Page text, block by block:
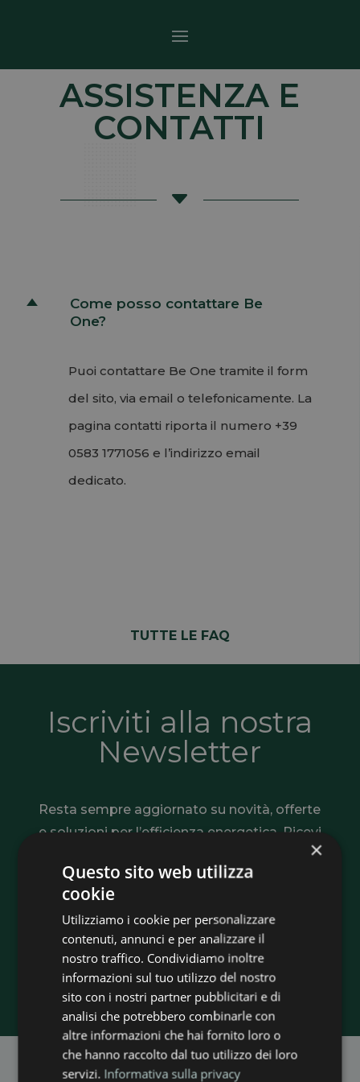
ASSISTENZA E
CONTATTI
C
D
Come posso contattare Be
One?
Puoi contattare Be One tramite il form
del sito, via email o telefonicamente. La
pagina contatti riporta il numero +39
0583 1771056 e l’indirizzo email
dedicato.
TUTTE LE FAQ
Iscriviti alla nostra
Newsletter
Resta sempre aggiornato su novità, offerte
e soluzioni per l’efficienza energetica. Ricevi
consigli utili, informazioni sugli incentivi e
tutte le opportunità per risparmiare e
rendere più sostenibile la tua casa o la tua
azienda.
Iscriviti adesso
×
Questo sito web utilizza
cookie
Utilizziamo i cookie per personalizzare
contenuti, annunci e per analizzare il
nostro traffico. Condividiamo inoltre
informazioni sul tuo utilizzo del nostro
sito con i nostri partner pubblicitari e di
analisi che potrebbero combinarle con
altre informazioni che hai fornito loro o
che hanno raccolto dal tuo utilizzo dei loro
servizi. Informativa sulla privacy